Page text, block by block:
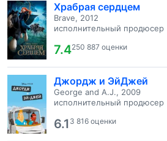
Храбрая сердцем
Brave, 2012
исполнительный продюсер
7.4250 887 оценки
Джордж и ЭйДжей
George and A.J., 2009
исполнительный продюсер
6.1 3 816 оценки